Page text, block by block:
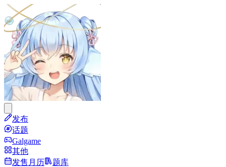
发布
话题
Galgame
其他
发售月历
题库